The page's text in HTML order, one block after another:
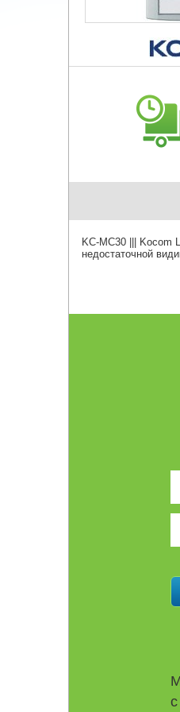
KC-MC30 ||| Kocom
недостаточной